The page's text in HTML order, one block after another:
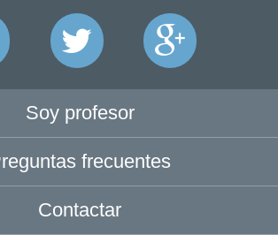
Soy profesor
frecuentes
Contactar